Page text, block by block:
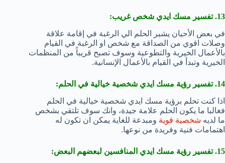
13. تفسير مسك ايدي شخص غريب:
في بعض الأحيان يشير الحلم الي الرغبة في إقامة علاقة
وصلات اقوي من الصداقة مع شخص او الرغبة في القيام
بالأعمال الخيرية والتطوعية وسوف تصبح قريباً من المنظمات
الخيرية وتبدأ في القيام بالأعمال الإنسانية.
14. تفسير رؤية مسك ايدي شخصية خيالية في الحلم:
اذا كنت تحلم برؤية مسك ايدي شخصية خيالية في الحلم
فغالبا ما يكون الحلم علامة جيدة، وانك سوف تلتقي بشخص
ما لديه شخصية قوية ومبدعة للغاية يمكن ان تكون له
اهتمامات فنية وفريدة من نوعها.
15. تفسير رؤية مسك ايدي المنافسين لبعضهم البعض: